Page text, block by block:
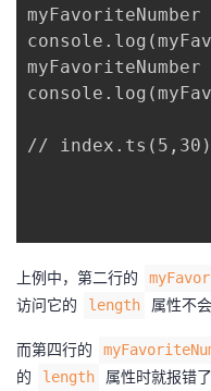
//
上例中，第二行的
访问它的
length 属性不会
而第四行的
的
length 属性时就报错了